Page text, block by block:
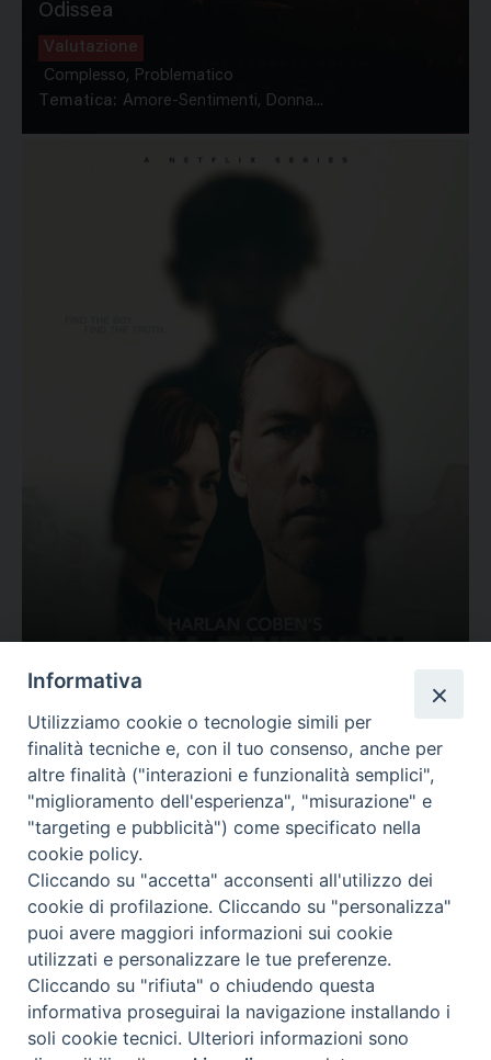
Odissea
Valutazione
Complesso, Problematico
Tematica: Amore-Sentimenti, Donna...
Valutazione
Complesso, Problematico
Tematica: Amore-Sentimenti, Carcere...
Contatti & Info
C.ne Aurelia, 50 – 00165 Roma
Informativa
Utilizziamo cookie o tecnologie simili per
finalità tecniche e, con il tuo consenso, anche per
altre finalità ("interazioni e funzionalità semplici",
"miglioramento dell'esperienza", "misurazione" e
"targeting e pubblicità") come specificato nella
cookie policy.
Cliccando su "accetta" acconsenti all'utilizzo dei
cookie di profilazione. Cliccando su "personalizza"
puoi avere maggiori informazioni sui cookie
utilizzati e personalizzare le tue preferenze.
Cliccando su "rifiuta" o chiudendo questa
informativa proseguirai la navigazione installando i
soli cookie tecnici. Ulteriori informazioni sono